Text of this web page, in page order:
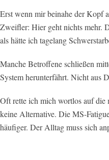
Erst wenn mir beinahe der Kopf
Zweifler: Hier geht nichts mehr.
als hätte ich tagelang
Manche Betroffene schließen
System herunterfährt. Nicht aus
Oft rette ich mich wortlos auf die
keine Alternative. Die MS-
häufiger. Der Alltag muss sich